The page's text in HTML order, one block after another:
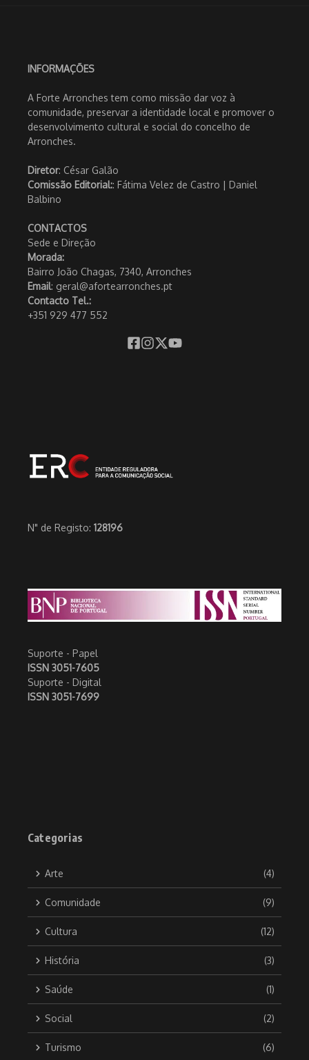
INFORMAÇÕES
A Forte Arronches tem como missão dar voz à
comunidade, preservar a identidade local e promover o
desenvolvimento cultural e social do concelho de
Arronches.
Diretor: César Galão
Comissão Editorial:: Fátima Velez de Castro | Daniel
Balbino
CONTACTOS
Sede e Direção
Morada:
Bairro João Chagas, 7340, Arronches
Email: geral@afortearronches.pt
Contacto Tel.:
+351 929 477 552
N" de Registo: 128196
Suporte - Papel
ISSN 3051-7605
Suporte - Digital
ISSN 3051-7699
Categorias
Arte (4)
Comunidade (9)
Cultura (12)
História (3)
Saúde (1)
Social (2)
Turismo (6)